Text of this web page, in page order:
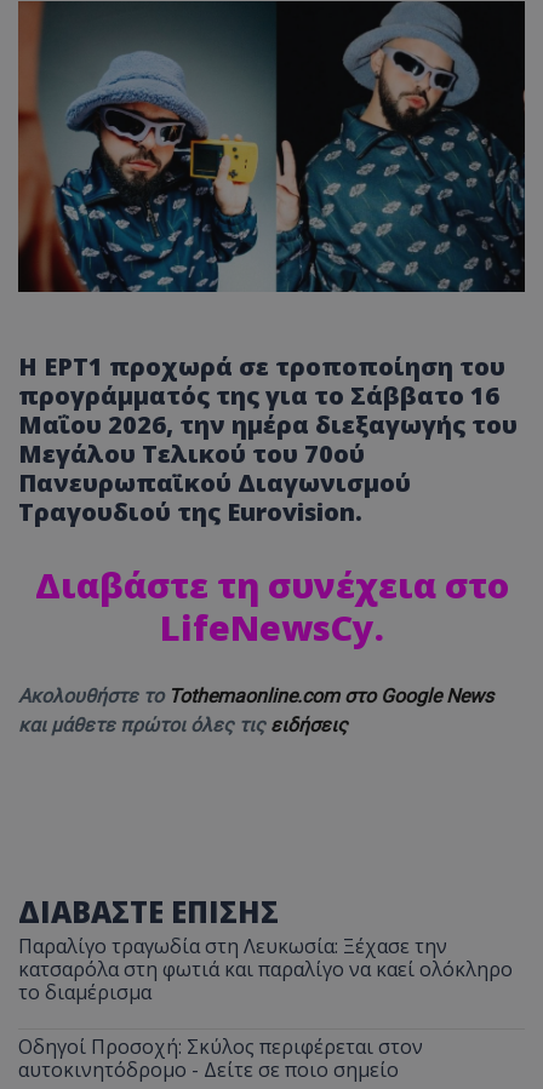
Η ΕΡΤ1 προχωρά σε τροποποίηση του
προγράμματός της για το Σάββατο 16
Μαΐου 2026, την ημέρα διεξαγωγής του
Μεγάλου Τελικού του 70ού
Πανευρωπαϊκού Διαγωνισμού
Τραγουδιού της Eurovision.
Διαβάστε τη συνέχεια στο
LifeNewsCy.
Ακολουθήστε το Tothemaonline.com στο Google News
και μάθετε πρώτοι όλες τις ειδήσεις
ΔΙΑΒΑΣΤΕ ΕΠΙΣΗΣ
Παραλίγο τραγωδία στη Λευκωσία: Ξέχασε την
κατσαρόλα στη φωτιά και παραλίγο να καεί ολόκληρο
το διαμέρισμα
Οδηγοί Προσοχή: Σκύλος περιφέρεται στον
αυτοκινητόδρομο - Δείτε σε ποιο σημείο